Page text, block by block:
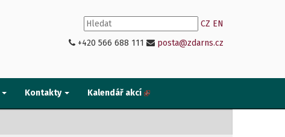
CZ EN
+420 566 688 111
posta@zdarns.cz
Kontakty Kalendář akcí